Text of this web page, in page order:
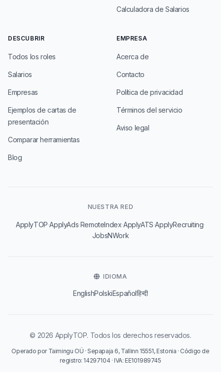
Calculadora de Salarios
DESCUBRIR
Todos los roles
Salarios
Empresas
Ejemplos de cartas de
presentación
Comparar herramientas
Blog
EMPRESA
Acerca de
Contacto
Política de privacidad
Términos del servicio
Aviso legal
NUESTRA RED
ApplyTOP·ApplyAds·RemoteIndex·ApplyATS·ApplyRecruiting·
JobsNWork
IDIOMA
EnglishPolskiEspañolहिन्दी
© 2026 ApplyTOP. Todos los derechos reservados.
Operado por Taimingu OÜ · Sepapaja 6, Tallinn 15551, Estonia · Código de
registro: 14297104 · IVA: EE101989745